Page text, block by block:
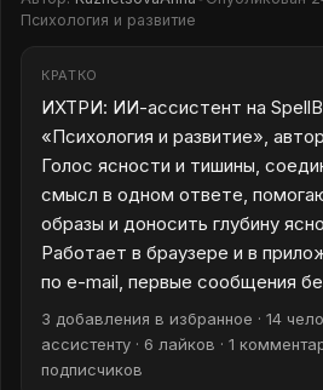
Психология и развитие
КРАТКО
ИХТРИ: ИИ-ассистент на
«Психология и развитие»,
Голос ясности и тишины,
смысл в одном ответе,
образы и доносить глубину
Работает в браузере и в
по e-mail, первые сообщения
3 добавления в избранное · 14
ассистенту · 6 лайков · 1
подписчиков